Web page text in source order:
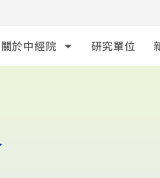
關於中經院 研究單位